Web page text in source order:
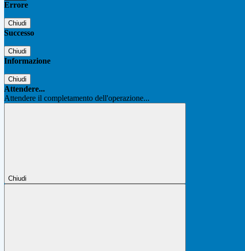
Errore
Chiudi
Successo
Chiudi
Informazione
Chiudi
Attendere...
Attendere il completamento dell'operazione...
Chiudi